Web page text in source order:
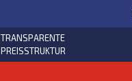
TRANSPARENTE
PREISSTRUKTUR